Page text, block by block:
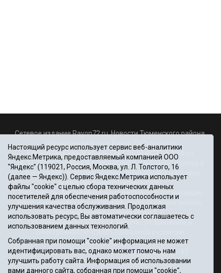
Сетевое издание Rayon72.ru. Новости Тюменского района.
Rayon72@yandex.ru
Регистрационный номер СМИ Эл № ФС77-67956 от
06.12.2016г., выдано Федеральной службой по надзору в
сфере связи, информационных технологий и массовых
коммуникаций (Роскомнадзор)
Учредитель: Автономная некоммерческая организация
«Информационно-издательский центр «Красное знамя».
Главный редактор Некрасова Т. В.
Почтовый адрес: 625031 г.Тюмень. ул. Шишкова, 6
Электронная почта объединенной редакции:
krasnoeznam@rambler.ru
Телефоны 8 (3452) 34-80-60, 69-56-73, 69-56-47
Политика оператора
Настоящий ресурс использует сервис веб-аналитики
Яндекс.Метрика, предоставляемый компанией ООО
"Яндекс" (119021, Россия, Москва, ул. Л. Толстого, 16
(далее — Яндекс)). Сервис Яндекс.Метрика использует
файлы "cookie" с целью сбора технических данных
посетителей для обеспечения работоспособности и
улучшения качества обслуживания. Продолжая
использовать ресурс, Вы автоматически соглашаетесь с
использованием данных технологий.
Собранная при помощи "cookie" информация не может
идентифицировать вас, однако может помочь нам
улучшить работу сайта. Информация об использовании
вами данного сайта, собранная при помощи "cookie",